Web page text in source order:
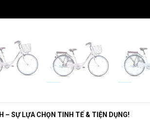
– SỰ LỰA CHỌN TINH TẾ & TIỆN DỤNG!